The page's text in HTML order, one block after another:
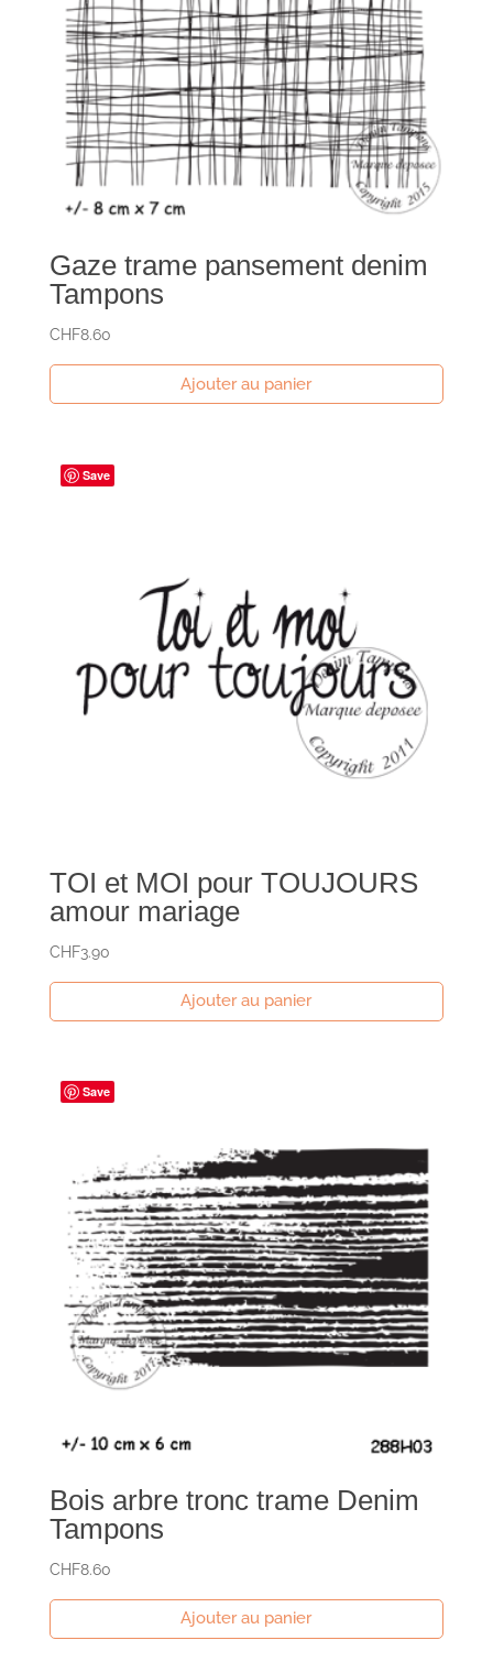
Gaze trame pansement denim
Tampons
CHF8.60
Ajouter au panier
Save
TOI et MOI pour TOUJOURS
amour mariage
CHF3.90
Ajouter au panier
Save
Bois arbre tronc trame Denim
Tampons
CHF8.60
Ajouter au panier